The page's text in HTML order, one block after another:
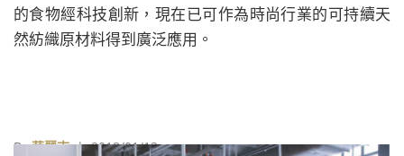
的食物經科技創新，現在已可作為時尚行業的可持續天
然紡織原材料得到廣泛應用。
By華麗志| 2018/01/13